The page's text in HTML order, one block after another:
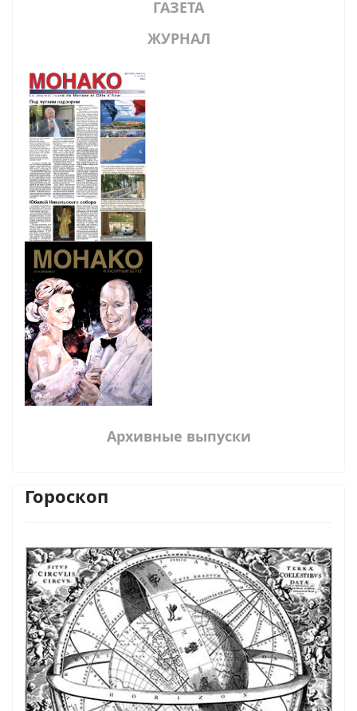
ГАЗЕТА
ЖУРНАЛ
Архивные выпуски
Гороскоп